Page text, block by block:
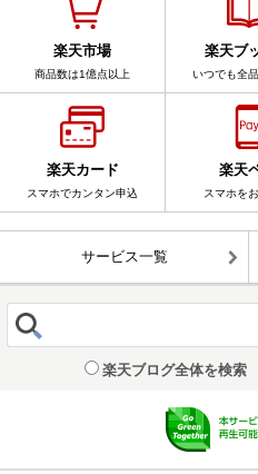
楽天市場
商品数は1億点以上
楽天ブ
いつでも全
楽天カード
スマホでカンタン申込
楽天
スマホを
サービス一覧
楽天ブログ全体を検索